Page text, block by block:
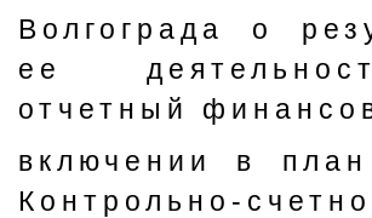
Волгограда о
ее
отчетный
включении в
Контрольно-